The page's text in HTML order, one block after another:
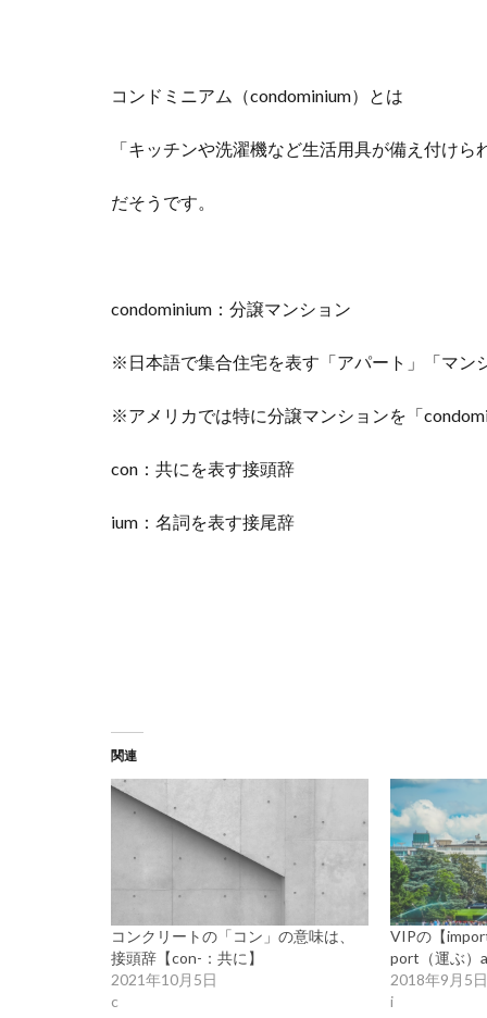
コンドミニアム（condominium）とは
「キッチンや洗濯機など生活用具が備え付けら
だそうです。
condominium：分譲マンション
※日本語で集合住宅を表す「アパート」「マン
※アメリカでは特に分譲マンションを「
con：共にを表す接頭辞
ium：名詞を表す接尾辞
関連
コンクリートの「コン」の意味は、
接頭辞【con-：共に】
2021年10月5日
c
VIPの【
port（運ぶ）
2018年9月5日
i